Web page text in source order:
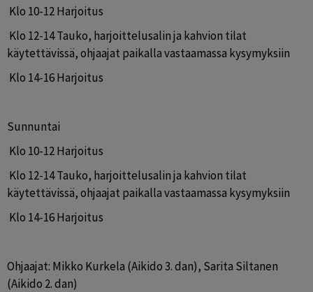
Klo 10-12 Harjoitus
käytettävissä, ohjaajat paikalla vastaamassa kysymyksiin
Klo 14-16 Harjoitus
Sunnuntai
Klo 10-12 Harjoitus
käytettävissä, ohjaajat paikalla vastaamassa kysymyksiin
Klo 14-16 Harjoitus
Ohjaajat: Mikko Kurkela (Aikido 3. dan), Sarita Siltanen
(Aikido 2. dan)